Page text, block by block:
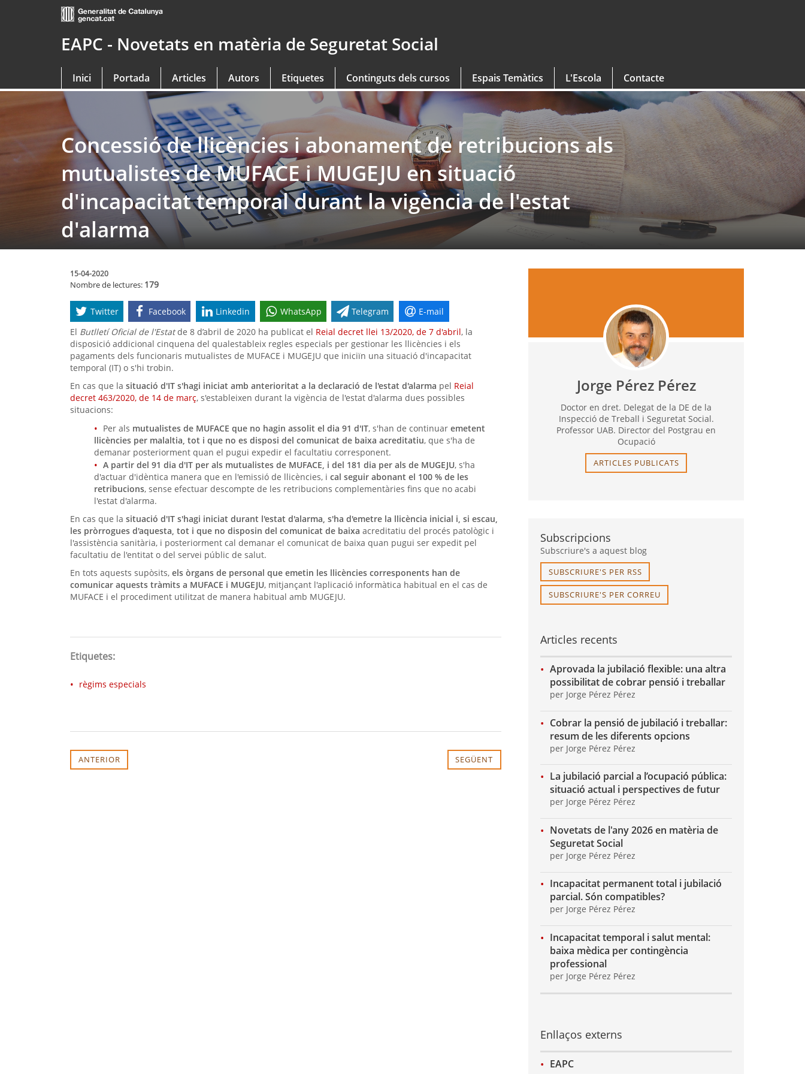
EAPC - Novetats en matèria de Seguretat Social
Inici Portada Articles Autors Etiquetes Continguts dels cursos Espais Temàtics L'Escola Contacte
Concessió de llicències i abonament de retribucions als
mutualistes de MUFACE i MUGEJU en situació
d'incapacitat temporal durant la vigència de l'estat
d'alarma
15-04-2020
Nombre de lectures: 179
Twitter Facebook Linkedin WhatsApp Telegram
E-mail
El Butlletí Oficial de l'Estatde 8 d’abril de 2020 ha publicat el Reial decret llei 13/2020, de 7 d'abril, la
disposició addicional cinquena del qualestableix regles especials per gestionar les llicències i els
pagaments dels funcionaris mutualistes de MUFACE i MUGEJU que iniciïn una situació d'incapacitat
temporal (IT) o s'hi trobin.
En cas que la situació d'IT s'hagi iniciat amb anterioritat a la declaració de l'estat d'alarma pel Reial
decret 463/2020, de 14 de març, s'estableixen durant la vigència de l'estat d'alarma dues possibles
situacions:
Per als mutualistes de MUFACE que no hagin assolit el dia 91 d'IT, s'han de continuar emetent
llicències per malaltia, tot i que no es disposi del comunicat de baixa acreditatiu, que s'ha de
demanar posteriorment quan el pugui expedir el facultatiu corresponent.
A partir del 91 dia d'IT per als mutualistes de MUFACE, i del 181 dia per als de MUGEJU, s'ha
d'actuar d'idèntica manera que en l'emissió de llicències, i cal seguir abonant el 100 % de les
retribucions, sense efectuar descompte de les retribucions complementàries fins que no acabi
l'estat d'alarma.
En cas que la situació d'IT s'hagi iniciat durant l'estat d'alarma, s'ha d'emetre la llicència inicial i, si escau,
les pròrrogues d'aquesta, tot i que no disposin del comunicat de baixa acreditatiu del procés patològic i
l'assistència sanitària, i posteriorment cal demanar el comunicat de baixa quan pugui ser expedit pel
facultatiu de l'entitat o del servei públic de salut.
En tots aquests supòsits, els òrgans de personal que emetin les llicències corresponents han de
comunicar aquests tràmits a MUFACE i MUGEJU, mitjançant l'aplicació informàtica habitual en el cas de
MUFACE i el procediment utilitzat de manera habitual amb MUGEJU.
Etiquetes:
règims especials
ANTERIOR SEGÜENT
Jorge Pérez Pérez
Doctor en dret. Delegat de la DE de la
Inspecció de Treball i Seguretat Social.
Professor UAB. Director del Postgrau en
Ocupació
ARTICLES PUBLICATS
Subscripcions
Subscriure's a aquest blog
SUBSCRIURE'S PER RSS
SUBSCRIURE'S PER CORREU
Articles recents
Aprovada la jubilació flexible: una altra
possibilitat de cobrar pensió i treballar
per Jorge Pérez Pérez
Cobrar la pensió de jubilació i treballar:
resum de les diferents opcions
per Jorge Pérez Pérez
La jubilació parcial a l’ocupació pública:
situació actual i perspectives de futur
per Jorge Pérez Pérez
Novetats de l'any 2026 en matèria de
Seguretat Social
per Jorge Pérez Pérez
Incapacitat permanent total i jubilació
parcial. Són compatibles?
per Jorge Pérez Pérez
Incapacitat temporal i salut mental:
baixa mèdica per contingència
professional
per Jorge Pérez Pérez
Enllaços externs
EAPC